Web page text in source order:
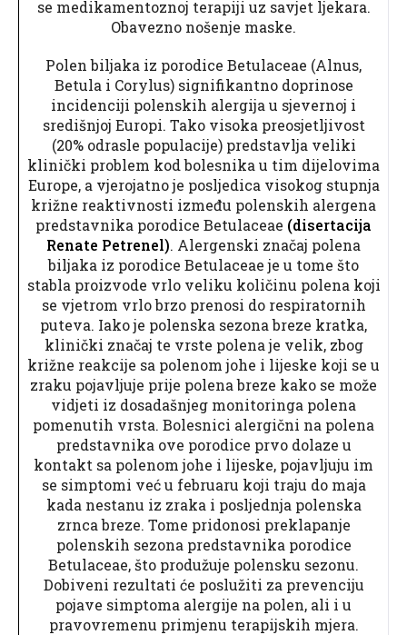
se medikamentoznoj terapiji uz savjet ljekara.
Obavezno nošenje maske.
Polen biljaka iz porodice Betulaceae (Alnus,
Betula i Corylus) signifikantno doprinose
incidenciji polenskih alergija u sjevernoj i
središnjoj Europi. Tako visoka preosjetljivost
(20% odrasle populacije) predstavlja veliki
klinički problem kod bolesnika u tim dijelovima
Europe, a vjerojatno je posljedica visokog stupnja
križne reaktivnosti između polenskih alergena
predstavnika porodice Betulaceae (disertacija
Renate Petrenel). Alergenski značaj polena
biljaka iz porodice Betulaceae je u tome što
stabla proizvode vrlo veliku količinu polena koji
se vjetrom vrlo brzo prenosi do respiratornih
puteva. Iako je polenska sezona breze kratka,
klinički značaj te vrste polena je velik, zbog
križne reakcije sa polenom johe i lijeske koji se u
zraku pojavljuje prije polena breze kako se može
vidjeti iz dosadašnjeg monitoringa polena
pomenutih vrsta. Bolesnici alergični na polena
predstavnika ove porodice prvo dolaze u
kontakt sa polenom johe i lijeske, pojavljuju im
se simptomi već u februaru koji traju do maja
kada nestanu iz zraka i posljednja polenska
zrnca breze. Tome pridonosi preklapanje
polenskih sezona predstavnika porodice
Betulaceae, što produžuje polensku sezonu.
Dobiveni rezultati će poslužiti za prevenciju
pojave simptoma alergije na polen, ali i u
pravovremenu primjenu terapijskih mjera.